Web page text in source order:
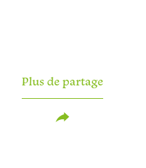
Plus de partage